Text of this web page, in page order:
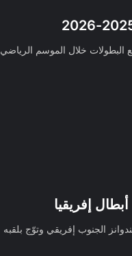
البطولات خلال الموسم الرياضي
إفريقيا
الجنوب إفريقي وتوّج بلقبه